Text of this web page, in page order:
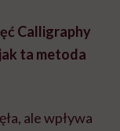
Calligraphy
ta metoda
ale wpływa